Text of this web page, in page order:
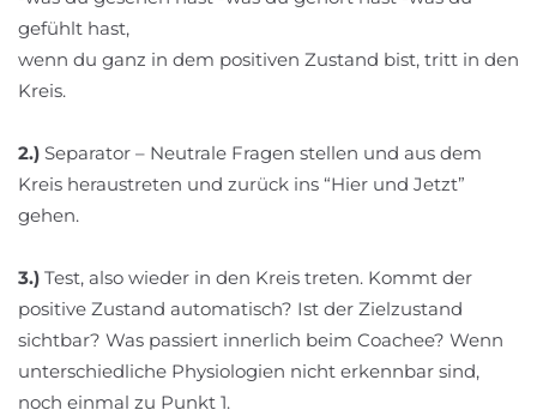
gefühlt hast,
wenn du ganz in dem positiven Zustand bist, tritt in den
Kreis.
2.) Separator – Neutrale Fragen stellen und aus dem
Kreis heraustreten und zurück ins “Hier und Jetzt”
gehen.
3.) Test, also wieder in den Kreis treten. Kommt der
positive Zustand automatisch? Ist der Zielzustand
sichtbar? Was passiert innerlich beim Coachee? Wenn
unterschiedliche Physiologien nicht erkennbar sind,
noch einmal zu Punkt 1.